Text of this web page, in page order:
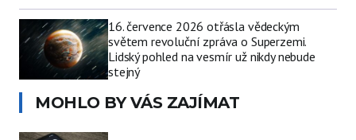
16. července 2026 otřásla vědeckým
světem revoluční zpráva o Superzemi.
Lidský pohled na vesmír už nikdy nebude
stejný
MOHLO BY VÁS ZAJÍMAT